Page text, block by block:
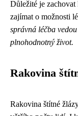
Důležité je
zajímat o možnosti
správná léčba
plnohodnotný život.
Rakovina
Rakovina štítné